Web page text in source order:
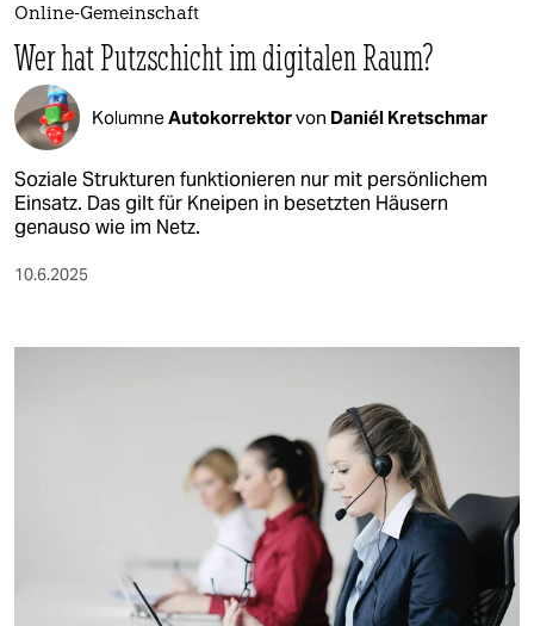
Online-Gemeinschaft
Wer hat Putzschicht im digitalen Raum?
KolumneAutokorrektorvon Daniél Kretschmar
Soziale Strukturen funktionieren nur mit persönlichem
Einsatz. Das gilt für Kneipen in besetzten Häusern
genauso wie im Netz.
10.6.2025